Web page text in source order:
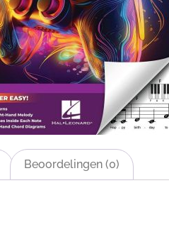
Beoordelingen (0)